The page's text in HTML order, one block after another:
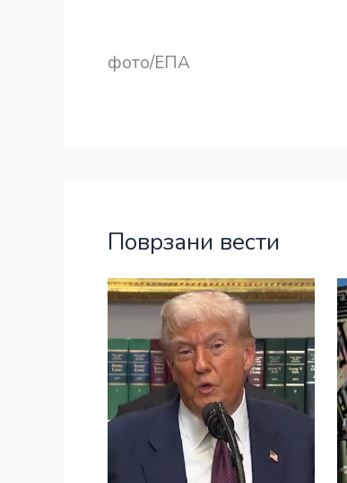
фото/ЕПА
Поврзани вести